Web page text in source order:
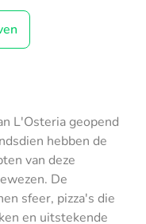
L'Osteria geopend
hebben de
van deze
De
sfeer, pizza's die
en uitstekende